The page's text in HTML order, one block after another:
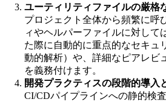
ユーティリティファイルの厳格
プロジェクト全体から頻繁に呼
ィやヘルパーファイルに対して
た際に自動的に重点的なセキュ
動的解析）や、詳細なピアレビ
を義務付けます。
開発プラクティスの段階的導入
CI/CDパイプラインへの静的検